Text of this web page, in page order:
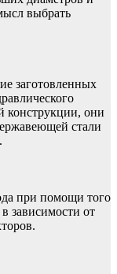
выбрать
заготовленных
конструкции, они
стали
при помощи того
зависимости от